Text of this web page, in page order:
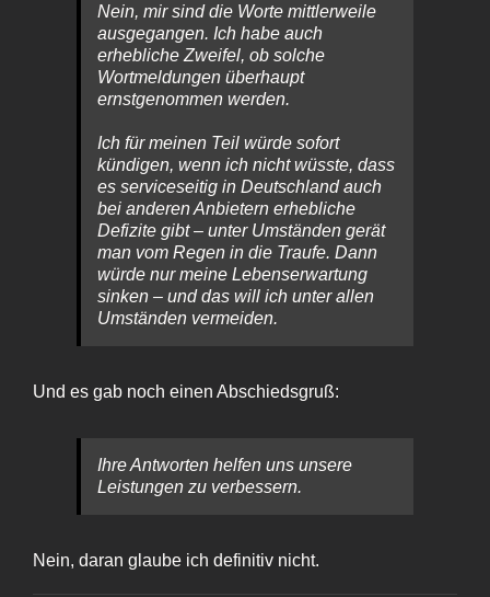
Nein, mir sind die Worte mittlerweile
ausgegangen. Ich habe auch
erhebliche Zweifel, ob solche
Wortmeldungen überhaupt
ernstgenommen werden.
Ich für meinen Teil würde sofort
kündigen, wenn ich nicht wüsste, dass
es serviceseitig in Deutschland auch
bei anderen Anbietern erhebliche
Defizite gibt – unter Umständen gerät
man vom Regen in die Traufe. Dann
würde nur meine Lebenserwartung
sinken – und das will ich unter allen
Umständen vermeiden.
Und es gab noch einen Abschiedsgruß:
Ihre Antworten helfen uns unsere
Leistungen zu verbessern.
Nein, daran glaube ich definitiv nicht.